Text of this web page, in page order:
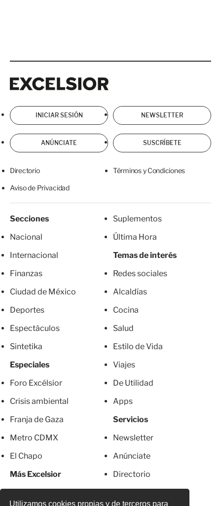
Utilizamos cookies propias y de terceros para
INICIAR SESIÓN NEWSLETTER
ANÚNCIATE SUSCRÍBETE
Directorio Términos y Condiciones
Aviso de Privacidad
Secciones
Nacional
Internacional
Finanzas
Ciudad de México
Deportes
Espectáculos
Sintetika
Especiales
Foro Excélsior
Crisis ambiental
Franja de Gaza
Metro CDMX
El Chapo
Más Excelsior
Suplementos
Última Hora
Temas de interés
Redes sociales
Alcaldías
Cocina
Salud
Estilo de Vida
Viajes
De Utilidad
Apps
Servicios
Newsletter
Anúnciate
Directorio